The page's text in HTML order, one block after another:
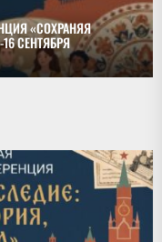
«СОХРАНЯЯ
СЕНТЯБРЯ